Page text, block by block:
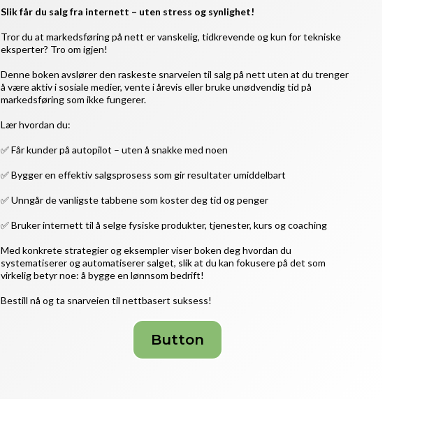
Slik får du salg fra internett – uten stress og synlighet!
Tror du at markedsføring på nett er vanskelig, tidkrevende og kun for tekniske
eksperter? Tro om igjen!
Denne boken avslører den raskeste snarveien til salg på nett uten at du trenger
å være aktiv i sosiale medier, vente i årevis eller bruke unødvendig tid på
markedsføring som ikke fungerer.
Lær hvordan du:
✅ Får kunder på autopilot – uten å snakke med noen
✅ Bygger en effektiv salgsprosess som gir resultater umiddelbart
✅ Unngår de vanligste tabbene som koster deg tid og penger
✅ Bruker internett til å selge fysiske produkter, tjenester, kurs og coaching
Med konkrete strategier og eksempler viser boken deg hvordan du
systematiserer og automatiserer salget, slik at du kan fokusere på det som
virkelig betyr noe: å bygge en lønnsom bedrift!
Bestill nå og ta snarveien til nettbasert suksess!
Button